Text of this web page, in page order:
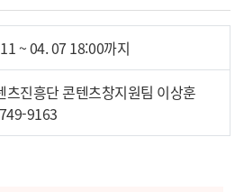
~ 04. 07 18:00까지
츠진흥단 콘텐츠창지원팀 이상훈
9163